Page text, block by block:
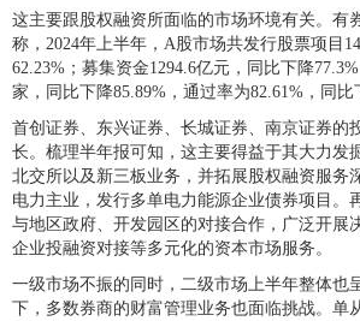
这主要跟股权融资所面临的市场环境有关。有
称，2024年上半年，A股市场共发行股票项目
62.23%；募集资金1294.6亿元，同比下降
家，同比下降85.89%，通过率为82.61%，同比
首创证券、东兴证券、长城证券、南京证券的
长。梳理半年报可知，这主要得益于其大力发
北交所以及新三板业务，并拓展股权融资服务
电力主业，发行多单电力能源企业债券项目。
与地区政府、开发园区的对接合作，广泛开展
企业投融资对接等多元化的资本市场服务。
一级市场不振的同时，二级市场上半年整体也
下，多数券商的财富管理业务也面临挑战。单